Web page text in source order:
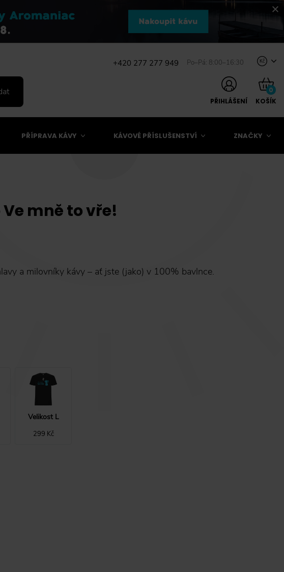
+420 277 277 949 Po–Pá: 8:00–16:30 Kč
PŘIHLÁŠENÍ
0
KOŠÍK
PŘÍPRAVA KÁVY KÁVOVÉ PŘÍSLUŠENSTVÍ ZNAČKY
mně to vře!
a milovníky kávy – ať jste (jako) v 100% bavlnce.
Velikost L
299 Kč